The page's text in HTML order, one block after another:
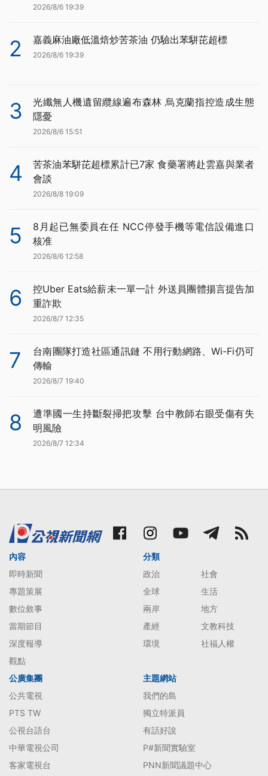
2026/8/6 19:39
2 嘉義麻油廠低溫焙炒苦茶油 仍驗出苯駢芘超標
2026/8/6 19:39
3
光纖無人機遺留纜線遍布森林 烏克蘭指控造成生態
隱憂
2026/8/6 15:51
4
苦茶油苯駢芘超標累計已7家 食藥署將赴雲嘉與業者
會談
2026/8/8 19:09
5
8月起已無委員在任 NCC停發手機等電信設備進口
核准
2026/8/6 12:58
6
控Uber Eats給薪未一單一計 外送員團體揚言提告加
重詐欺
2026/8/7 12:35
7
台南團隊打造社區通訊鏈 不用行動網路、Wi-Fi仍可
傳輸
2026/8/7 19:40
8
遭準國一生持斷裂掃把攻擊 台中教師右眼受傷有失
明風險
2026/8/7 12:34
內容
即時新聞
專題策展
數位敘事
當期節目
深度報導
觀點
分類
政治
社會
全球
生活
兩岸
地方
產經
文教科技
環境
社福人權
公廣集團
公共電視
PTS TW
公視台語台
中華電視公司
客家電視台
主題網站
我們的島
獨立特派員
有話好說
P#新聞實驗室
PNN新聞議題中心